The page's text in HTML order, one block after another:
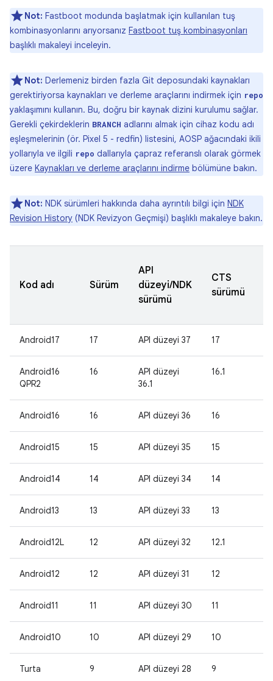
Not: Fastboot modunda başlatmak için kullanılan tuş
kombinasyonlarını arıyorsanız Fastboot tuş kombinasyonları
başlıklı makaleyi inceleyin.
Not: Derlemeniz birden fazla Git deposundaki kaynakları
gerektiriyorsa kaynakları ve derleme araçlarını indirmek için repo
yaklaşımını kullanın. Bu, doğru bir kaynak dizini kurulumu sağlar.
Gerekli çekirdeklerin BRANCH adlarını almak için cihaz kodu adı
eşleşmelerinin (ör. Pixel 5 - redfin) listesini, AOSP ağacındaki ikili
yollarıyla ve ilgili repo dallarıyla çapraz referanslı olarak görmek
üzere Kaynakları ve derleme araçlarını indirme bölümüne bakın.
Not: NDK sürümleri hakkında daha ayrıntılı bilgi için NDK
Revision History (NDK Revizyon Geçmişi) başlıklı makaleye bakın.
Kod adı Sürüm
API
düzeyi/NDK
sürümü
CTS
sürümü
Android17 17 API düzeyi 37 17
Android16
QPR2
16
API düzeyi
36.1
16.1
Android16 16 API düzeyi 36 16
Android15 15 API düzeyi 35 15
Android14 14 API düzeyi 34 14
Android13 13 API düzeyi 33 13
Android12L 12 API düzeyi 32 12.1
Android12 12 API düzeyi 31 12
Android11 11 API düzeyi 30 11
Android10 10 API düzeyi 29 10
Turta 9 API düzeyi 28 9